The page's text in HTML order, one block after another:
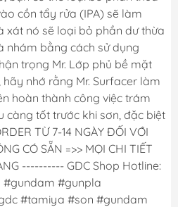
cồn tẩy rửa (IPA) sẽ làm
xát nó sẽ loại bỏ phần dư thừa
nhám bằng cách sử dụng
trọng Mr. Lớp phủ bề mặt
nhớ rằng Mr. Surfacer làm
hoàn thành công việc trám
càng tốt trước khi sơn, đặc biệt
TỪ 7-14 NGÀY ĐỐI VỚI
CÓ SẴN =>> MỌI CHI TIẾT
---------- GDC Shop Hotline:
#gundam #gunpla
#tamiya #son #gundam